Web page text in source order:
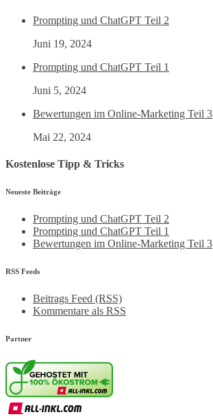
Prompting und ChatGPT Teil 2
Juni 19, 2024
Prompting und ChatGPT Teil 1
Juni 5, 2024
Bewertungen im Online-Marketing Teil 3
Mai 22, 2024
Kostenlose Tipp & Tricks
Neueste Beiträge
Prompting und ChatGPT Teil 2
Prompting und ChatGPT Teil 1
Bewertungen im Online-Marketing Teil 3
RSS Feeds
Beitrags Feed (RSS)
Kommentare als RSS
Partner